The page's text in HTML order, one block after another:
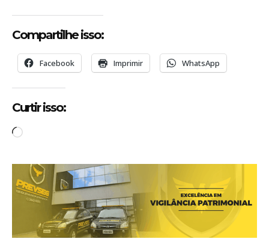
Compartilhe isso:
Facebook Imprimir WhatsApp
Curtir isso:
C
r
r
e
n